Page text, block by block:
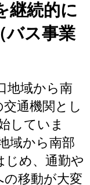
継続的に
バス事業
地域から南
通機関とし
していま
域から南部
じめ、通勤や
の移動が大変